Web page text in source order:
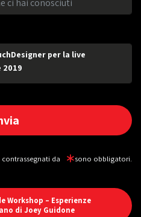
per la live
2019
da sono obbligatori.
Workshop – Esperienze
di Joey Guidone